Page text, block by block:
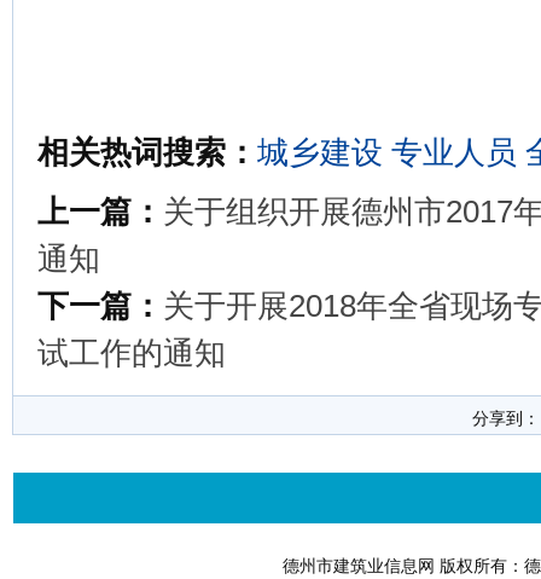
相关热词搜索： 城乡建设 专业人员
上一篇： 关于组织开展德州市2017
通知
下一篇： 关于开展2018年全省现场
试工作的通知
分享到
德州市建筑业信息网 版权所有：